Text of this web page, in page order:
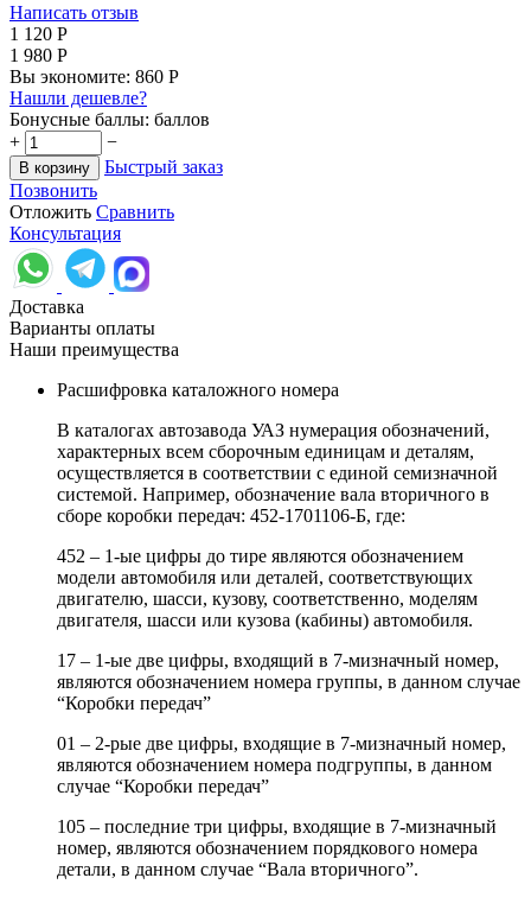
Написать отзыв
1 120 Р
1 980 Р
Вы экономите: 860 Р
Нашли дешевле?
Бонусные баллы: баллов
+
−
В корзину
Быстрый заказ
Позвонить
Отложить Сравнить
Консультация
Доставка
Варианты оплаты
Наши преимущества
Расшифровка каталожного номера
В каталогах автозавода УАЗ нумерация обозначений,
характерных всем сборочным единицам и деталям,
осуществляется в соответствии с единой семизначной
системой. Например, обозначение вала вторичного в
сборе коробки передач: 452-1701106-Б, где:
452 – 1-ые цифры до тире являются обозначением
модели автомобиля или деталей, соответствующих
двигателю, шасси, кузову, соответственно, моделям
двигателя, шасси или кузова (кабины) автомобиля.
17 – 1-ые две цифры, входящий в 7-мизначный номер,
являются обозначением номера группы, в данном случае
“Коробки передач”
01 – 2-рые две цифры, входящие в 7-мизначный номер,
являются обозначением номера подгруппы, в данном
случае “Коробки передач”
105 – последние три цифры, входящие в 7-мизначный
номер, являются обозначением порядкового номера
детали, в данном случае “Вала вторичного”.